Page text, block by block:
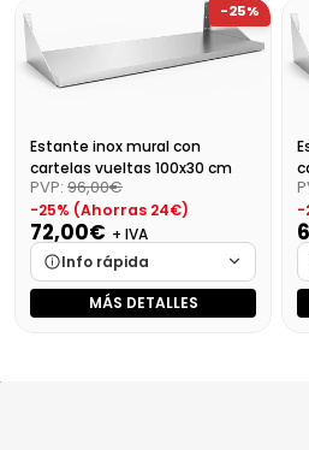
Cargando…
Disponibilidad
Cargando…
Precio final (+21%)
-25%
Estante inox mural con
cartelas vueltas 100x30 cm
PVP: 96,00€
-25% (Ahorras 24€)
72,00€ + IVA
Info rápida
Marca
Cargando…
MÁS DETALLES
-